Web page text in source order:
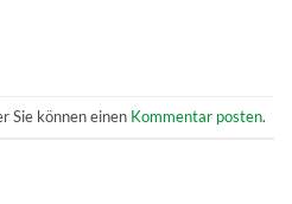
Sie können einen Kommentar posten.